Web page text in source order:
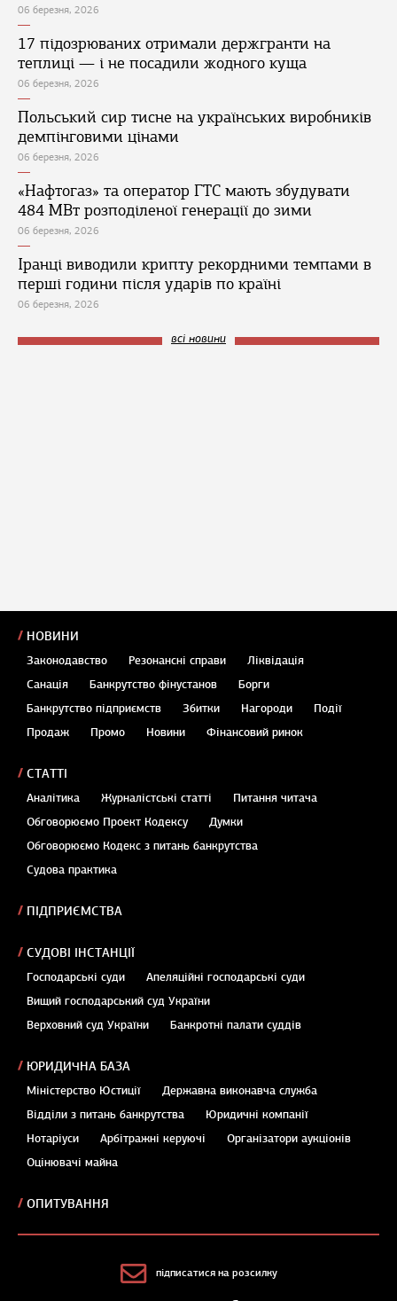
06 березня, 2026
17 підозрюваних отримали держгранти на
теплиці — і не посадили жодного куща
06 березня, 2026
Польський сир тисне на українських виробників
демпінговими цінами
06 березня, 2026
«Нафтогаз» та оператор ГТС мають збудувати
484 МВт розподіленої генерації до зими
06 березня, 2026
Іранці виводили крипту рекордними темпами в
перші години після ударів по країні
06 березня, 2026
всі новини
НОВИНИ
Законодавство Резонансні справи
Ліквідація
Санація
Банкрутство фінустанов
Борги
Банкрутство підприємств
Збитки Нагороди
Події
Продаж
Промо Новини Фінансовий ринок
СТАТТІ
Аналітика Журналістські статті
Питання читача
Обговорюємо Проект Кодексу
Думки
Обговорюємо Кодекс з питань банкрутства
Судова практика
ПІДПРИЄМСТВА
СУДОВІ ІНСТАНЦІЇ
Господарські суди
Апеляційні господарські суди
Вищий господарський суд України
Верховний суд України
Банкротні палати суддів
ЮРИДИЧНА БАЗА
Міністерство Юстиції
Державна виконавча служба
Відділи з питань банкрутства
Юридичні компанії
Нотаріуси
Арбітражні керуючі
Організатори аукціонів
Оцінювачі майна
ОПИТУВАННЯ
підписатися на розсилку